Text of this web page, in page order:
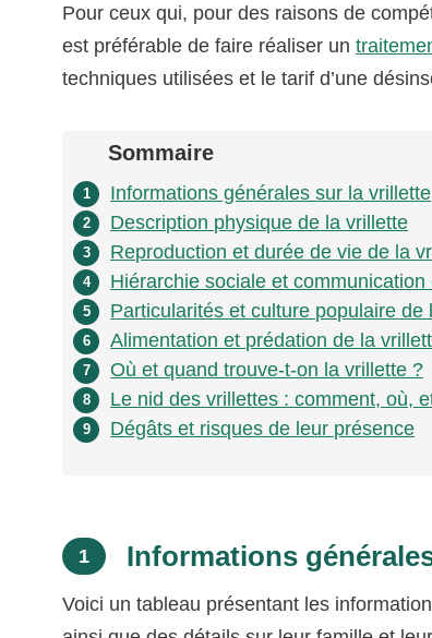
Pour ceux qui, pour des raisons de
est préférable de faire réaliser un
techniques utilisées et le tarif d’une
Sommaire
1 Informations générales sur la vrillette
2 Description physique de la vrillette
3 Reproduction et durée de vie de la
4 Hiérarchie sociale et
5 Particularités et culture populaire de
6 Alimentation et prédation de la
7 Où et quand trouve-t-on la vrillette ?
8 Le nid des vrillettes : comment, où,
9 Dégâts et risques de leur présence
1 Informations
Voici un tableau présentant les